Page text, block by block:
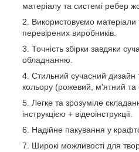
матеріалу та системі ребер
Використовуємо матеріали
перевірених виробників.
Точність збірки завдяки
обладнанню.
Стильний сучасний дизайн
кольору (рожевий, м'ятний та
Легке та зрозуміле
інструкцією + відеоінструкції.
Надійне пакування у
Широкі можливості для